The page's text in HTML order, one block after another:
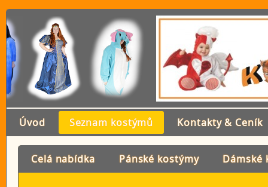
Úvod Seznam kostýmů Kontakty & Ceník
Celá nabídka Pánské kostýmy Dámské